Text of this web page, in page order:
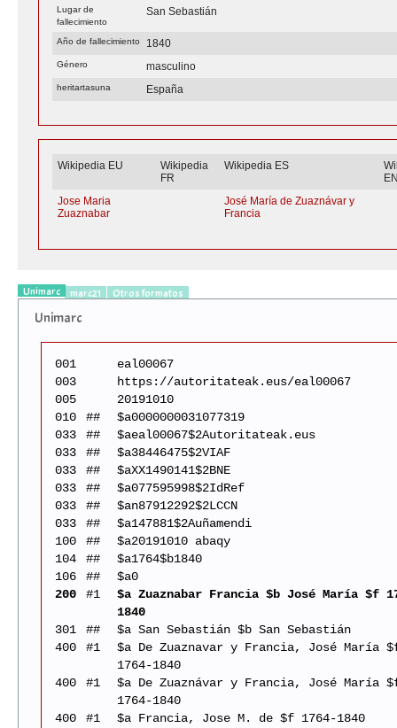
Lugar de
fallecimiento
San Sebastián
Año de fallecimiento 1840
Género masculino
heritartasuna España
Wikipedia EU
Wikipedia
FR
Wikipedia ES
Jose Maria
Zuaznabar
José María de Zuaznávar y
Francia
Unimarc marc21 Otros formatos
Unimarc
001
eal00067
003
https://autoritateak.eus/eal00067
005
20191010
010
##
$a0000000031077319
033
##
$aeal00067$2Autoritateak.eus
033
##
$a38446475$2VIAF
033
##
$aXX1490141$2BNE
033
##
$a077595998$2IdRef
033
##
$an87912292$2LCCN
033
##
$a147881$2Auñamendi
100
##
$a20191010 abaqy
104
##
$a1764$b1840
106
##
$a0
200
#1
$a Zuaznabar Francia $b José María $f
1840
301
##
$a San Sebastián $b San Sebastián
400
#1
$a De Zuaznavar y Francia, José María
1764-1840
400
#1
$a De Zuaznávar y Francia, José María
1764-1840
400
#1
$a Francia, Jose M. de $f 1764-1840